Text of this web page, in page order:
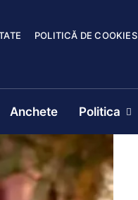
POLITICĂ DE COOKIES
Anchete Politica